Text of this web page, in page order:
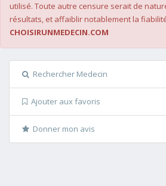
utilisé. Toute autre censure serait de
résultats, et affaiblir notablement la
CHOISIRUNMEDECIN.COM
Rechercher Medecin
Ajouter aux favoris
Donner mon avis